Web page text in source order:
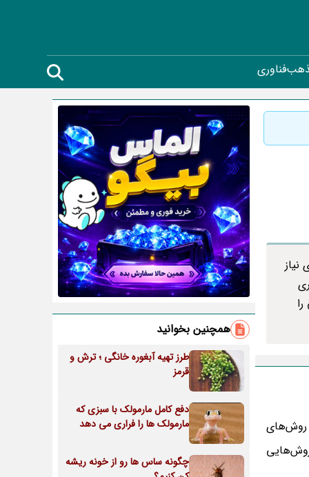
فناوری
نیاز
روش‌های
همچنین بخوانید
طرز تهیه آبغوره خانگی ؛ ترش و
قرمز
دفع کامل مارمولک با سبزی که
مارمولک ها را فراری می دهد
چگونه ساس ها رو از خونه ریشه